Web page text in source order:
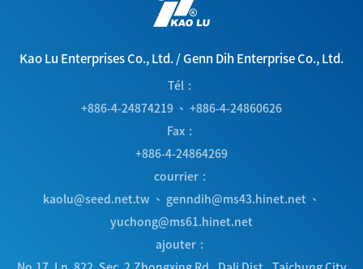
Kao Lu Enterprises Co., Ltd./Genn Dih Enterprise Co., Ltd.
Tél
+886-4-24874219 、 +886-4-24860626
Fax
+886-4-24864269
courrier
kaolu@seed.net.tw 、 genndih@ms43.hinet.net 、
yuchong@ms61.hinet.net
ajouter